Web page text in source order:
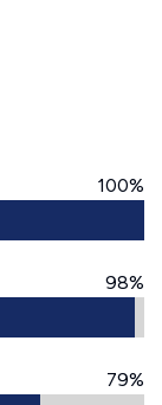
100%
98%
79%